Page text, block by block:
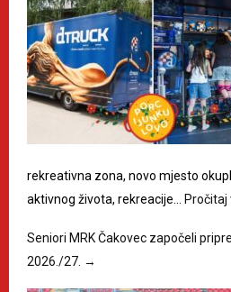
rekreativna zona, novo mjesto
aktivnog života, rekreacije… Pročitaj
Seniori MRK Čakovec započeli
2026./27. →